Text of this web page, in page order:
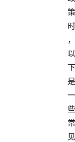
策
时
，
以
下
是
一
些
常
见